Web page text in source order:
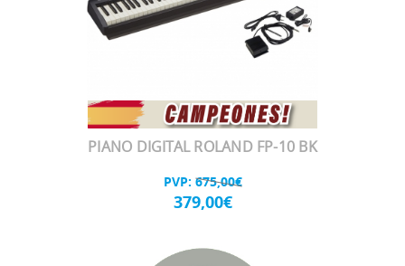
PIANO DIGITAL ROLAND FP-10 BK
PVP: 675,00€
379,00€